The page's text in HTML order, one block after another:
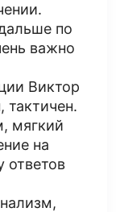
по
важно
Виктор
тактичен.
мягкий
на
ответов